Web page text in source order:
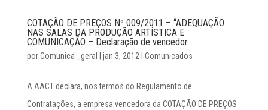
COTAÇÃO DE PREÇOS Nº 009/2011 – “ADEQUAÇÃO
NAS SALAS DA PRODUÇÃO ARTÍSTICA E
COMUNICAÇÃO – Declaração de vencedor
porComunica _geral jan 3, 2012 Comunicados
A AACT declara, nos termos do Regulamento de
Contratações, a empresa vencedora da COTAÇÃO DE PREÇOS